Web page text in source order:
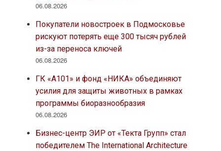
06.08.2026
Покупатели новостроек в Подмосковье
рискуют потерять еще 300 тысяч рублей
из-за переноса ключей
06.08.2026
ГК «А101» и фонд «НИКА» объединяют
усилия для защиты животных в рамках
программы биоразнообразия
06.08.2026
Бизнес-центр ЭИР от «Текта Групп» стал
победителем The International Architecture